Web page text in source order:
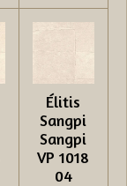
Élitis
Sangpi
Sangpi
VP 1018
04